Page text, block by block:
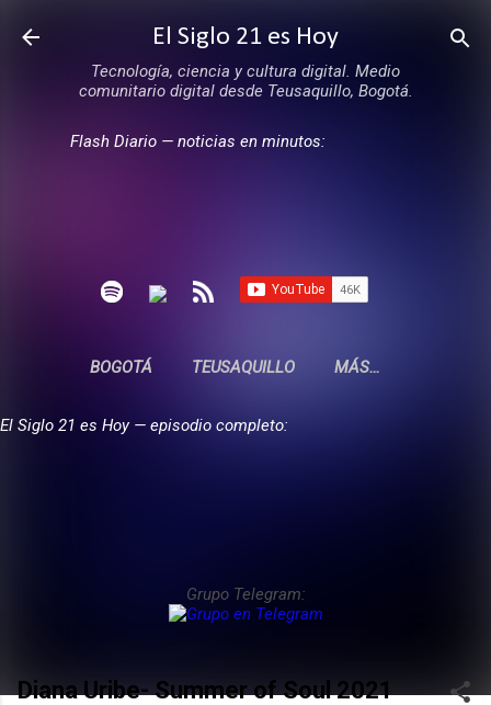
Ir al contenido principal
El Siglo 21 es Hoy
Tecnología, ciencia y cultura digital. Medio
comunitario digital desde Teusaquillo, Bogotá.
Flash Diario — noticias en minutos:
BOGOTÁ TEUSAQUILLO MÁS…
El Siglo 21 es Hoy — episodio completo:
Grupo Telegram:
Diana Uribe- Summer of Soul 2021